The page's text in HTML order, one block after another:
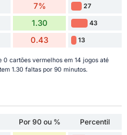
7% 27
1.30 43
0.43 13
0 cartões vermelhos em 14 jogos até
1.30 faltas por 90 minutos.
Por 90 ou %
Percentil